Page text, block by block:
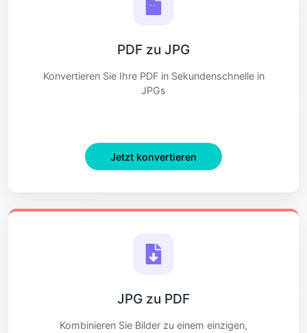
PDF zu JPG
Konvertieren Sie Ihre PDF in Sekundenschnelle in
JPGs
Jetzt konvertieren
JPG zu PDF
Kombinieren Sie Bilder zu einem einzigen,